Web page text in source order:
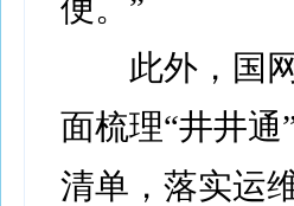
便。”
此外，国网
面梳理“井井
清单，落实运